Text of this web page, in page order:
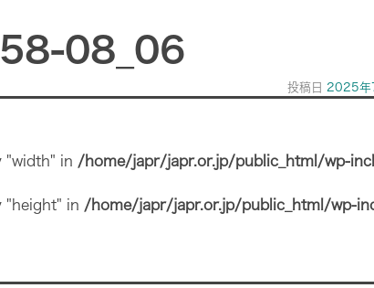
08_06
投稿日 2025年
"width" in /home/japr/japr.or.jp/public_html/wp-
"height" in /home/japr/japr.or.jp/public_html/wp-